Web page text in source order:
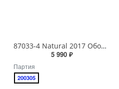
5 990 ₽
Партия
200305